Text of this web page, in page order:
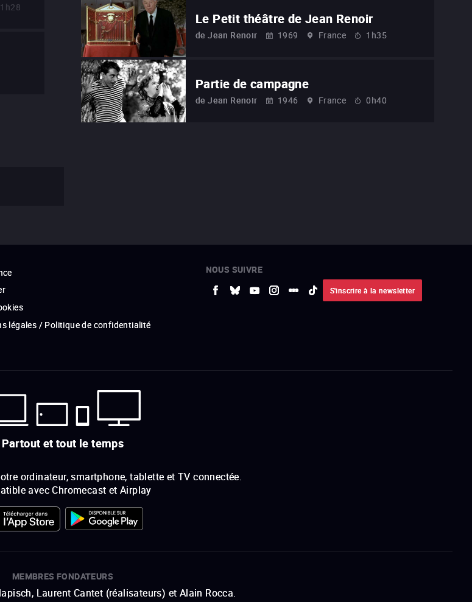
1h28
Le Petit théâtre de Jean Renoir
de Jean Renoir 1969 France 1h35
Partie de campagne
de Jean Renoir 1946 France 0h40
légales / Politique de confidentialité
NOUS SUIVRE
S'inscrire à la newsletter
Partout et tout le temps
ordinateur, smartphone, tablette et TV connectée.
avec Chromecast et Airplay
MEMBRES FONDATEURS
Laurent Cantet (réalisateurs) et Alain Rocca.